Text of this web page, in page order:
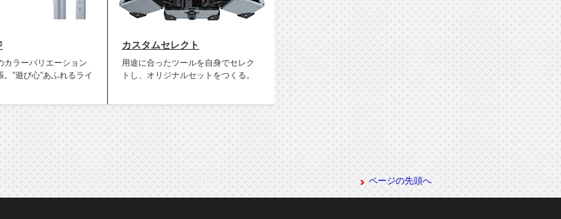
カラーバリエーション
”遊び心”あふれるライ
カスタムセレクト
用途に合ったツールを自身でセレク
トし、オリジナルセットをつくる。
ページの先頭へ